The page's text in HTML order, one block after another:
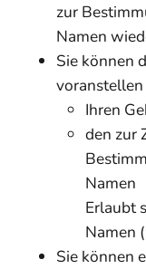
zur
Namen
Sie können
Ihren
den zur
Namen
Erlaubt
Namen
Sie können